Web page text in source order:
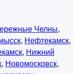
Челны,
, Нефтекамск,
, Нижний
, Новомосковск,